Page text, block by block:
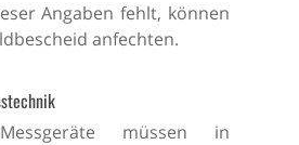
Angaben fehlt, können
anfechten.
müssen in